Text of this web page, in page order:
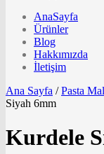
AnaSayfa
Ürünler
Blog
Hakkımızda
İletişim
Ana Sayfa / Pasta
Siyah 6mm
Kurdele